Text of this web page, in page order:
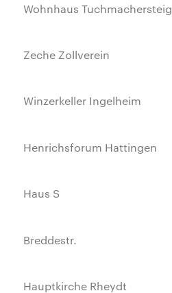
Wohnhaus Tuchmachersteig
Zeche Zollverein
Winzerkeller Ingelheim
Henrichsforum Hattingen
Haus S
Breddestr.
Hauptkirche Rheydt